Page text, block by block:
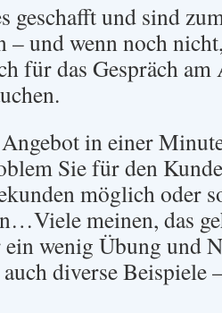
geschafft und sind
– und wenn noch
für das Gespräch
in einer
Sie für den
möglich oder
meinen, das
wenig Übung und
diverse Beispiele